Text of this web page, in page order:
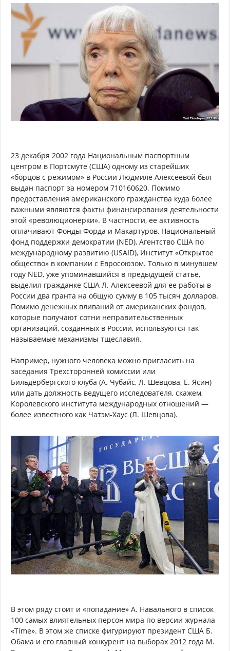
23 декабря 2002 года Национальным паспортным
центром в Портсмуте (США) одному из старейших
«борцов с режимом» в России Людмиле Алексеевой был
выдан паспорт за номером 710160620. Помимо
предоставления американского гражданства куда более
важными являются факты финансирования деятельности
этой «революционерки». В частности, ее активность
оплачивают Фонды Форда и Макартуров, Национальный
фонд поддержки демократии (NED), Агентство США по
международному развитию (USAID), Институт «Открытое
общество» в компании с Евросоюзом. Только в минувшем
году NED, уже упоминавшийся в предыдущей статье,
выделил гражданке США Л. Алексеевой для ее работы в
России два гранта на общую сумму в 105 тысяч долларов.
Помимо денежных вливаний от американских фондов,
которые получают сотни неправительственных
организаций, созданных в России, используются так
называемые механизмы тщеславия.
Например, нужного человека можно пригласить на
заседания Трехсторонней комиссии или
Бильдербергского клуба (А. Чубайс, Л. Шевцова, Е. Ясин)
или дать должность ведущего исследователя, скажем,
Королевского института международных отношений —
более известного как Чатэм-Хаус (Л. Шевцова).
В этом ряду стоит и «попадание» А. Навального в список
100 самых влиятельных персон мира по версии журнала
«Time». В этом же списке фигурируют президент США Б.
Обама и его главный конкурент на выборах 2012 года М.